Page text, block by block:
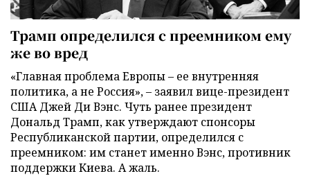
Трамп определился с преемником ему
же во вред
«Главная проблема Европы – ее внутренняя
политика, а не Россия», – заявил вице-президент
США Джей Ди Вэнс. Чуть ранее президент
Дональд Трамп, как утверждают спонсоры
Республиканской партии, определился с
преемником: им станет именно Вэнс, противник
поддержки Киева. А жаль.